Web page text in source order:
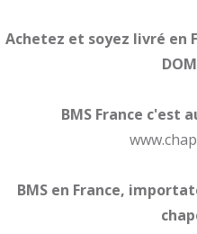
Achetez et soyez livré en
BMS France c'est
BMS en France,